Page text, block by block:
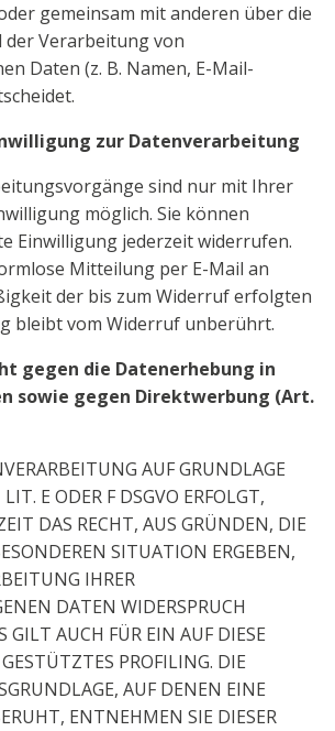
gemeinsam mit anderen überdie
der Verarbeitung von
Daten (z. B. Namen, E-Mail-
zur Datenverarbeitung
sind nur mit Ihrer
möglich. Sie können
Einwilligung jederzeit widerrufen.
Mitteilung per E-Mail an
der bis zum Widerruf erfolgten
bleibt vom Widerruf unberührt.
gegen die Datenerhebung in
sowie gegen Direktwerbung (Art.
AUF GRUNDLAGE
E ODER F DSGVO ERFOLGT,
DAS RECHT, AUS GRÜNDEN, DIE
SITUATION ERGEBEN,
IHRER
DATEN WIDERSPRUCH
GILT AUCH FÜR EIN AUF DIESE
PROFILING. DIE
AUF DENEN EINE
ENTNEHMEN SIE DIESER